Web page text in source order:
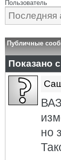
Пользователь
Последняя
Публичные
Показано
но